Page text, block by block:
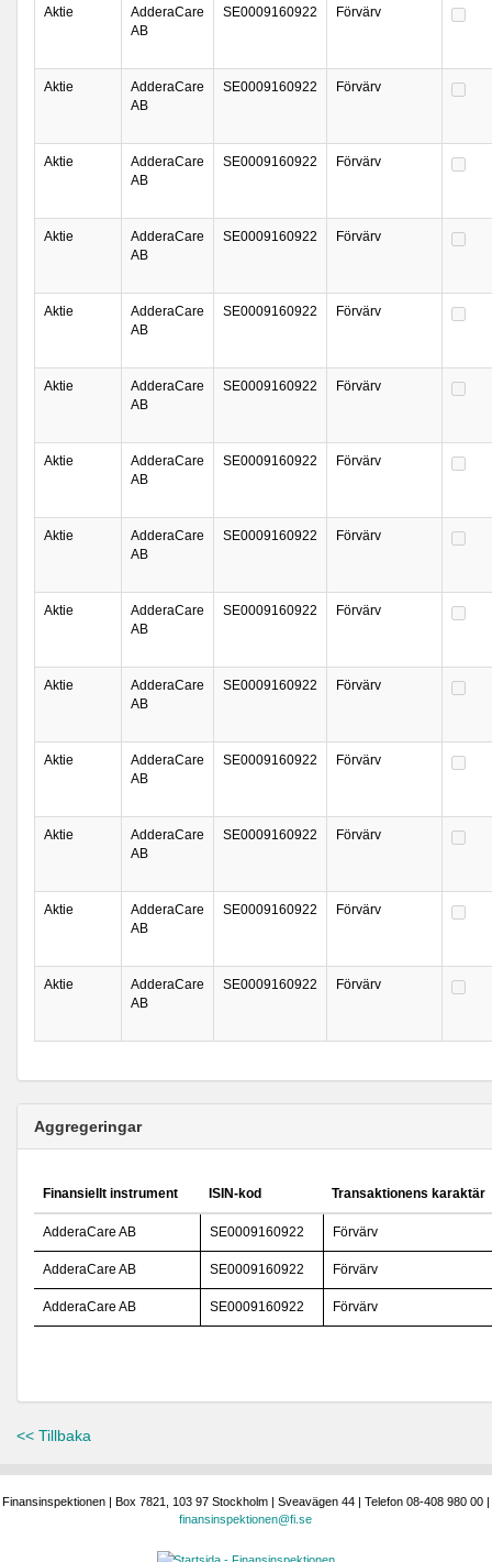
Aktie
AdderaCare
AB
SE0009160922 Förvärv
Aktie
AdderaCare
AB
SE0009160922 Förvärv
Aktie
AdderaCare
AB
SE0009160922 Förvärv
Aktie
AdderaCare
AB
SE0009160922 Förvärv
Aktie
AdderaCare
AB
SE0009160922 Förvärv
Aktie
AdderaCare
AB
SE0009160922 Förvärv
Aktie
AdderaCare
AB
SE0009160922 Förvärv
Aktie
AdderaCare
AB
SE0009160922 Förvärv
Aktie
AdderaCare
AB
SE0009160922 Förvärv
Aktie
AdderaCare
AB
SE0009160922 Förvärv
Aktie
AdderaCare
AB
SE0009160922 Förvärv
Aktie
AdderaCare
AB
SE0009160922 Förvärv
Aktie
AdderaCare
AB
SE0009160922 Förvärv
Aktie
AdderaCare
AB
SE0009160922 Förvärv
Aggregeringar
Finansiellt instrument ISIN-kod Transaktionens karaktär
AdderaCare AB SE0009160922 Förvärv
AdderaCare AB SE0009160922 Förvärv
AdderaCare AB SE0009160922 Förvärv
<< Tillbaka
Finansinspektionen | Box 7821, 103 97 Stockholm | Sveavägen 44 | Telefon 08-408 980 00 |
finansinspektionen@fi.se